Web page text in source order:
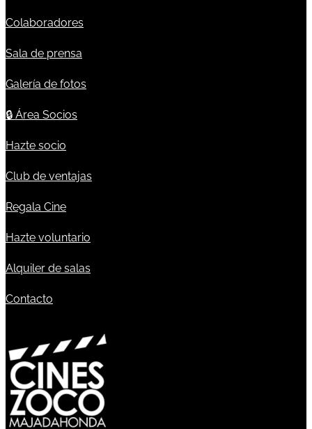
Colaboradores
Sala de prensa
Galería de fotos
🔒 Área Socios
Hazte socio
Club de ventajas
Regala Cine
Hazte voluntario
Alquiler de salas
Contacto